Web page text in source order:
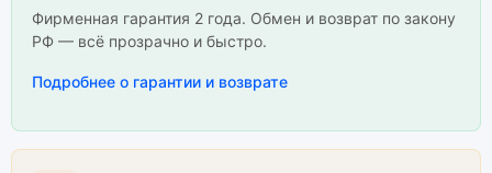
Фирменная гарантия 2 года. Обмен и возврат по закону
РФ — всё прозрачно и быстро.
Подробнее о гарантии и возврате